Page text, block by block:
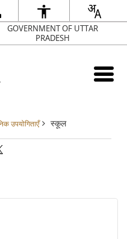
GOVERNMENT OF UTTAR
PRADESH
उपयोगिताएँ स्कूल